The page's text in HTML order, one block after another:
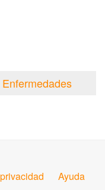
Enfermedades
Ayuda